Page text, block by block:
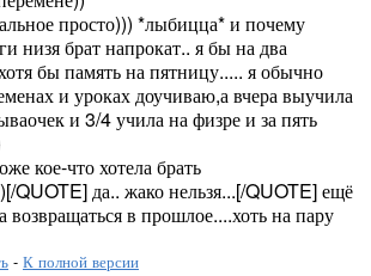
просто))) *лыбицца* и почему
низя брат напрокат.. я бы на два
бы память на пятницу..... я обычно
и уроках доучиваю,а вчера выучила
и 3/4 учила на физре и за пять
кое-что хотела брать
QUOTE] да.. жако нельзя...[/QUOTE] ещё
возвращаться в прошлое....хоть на пару
- К полной версии